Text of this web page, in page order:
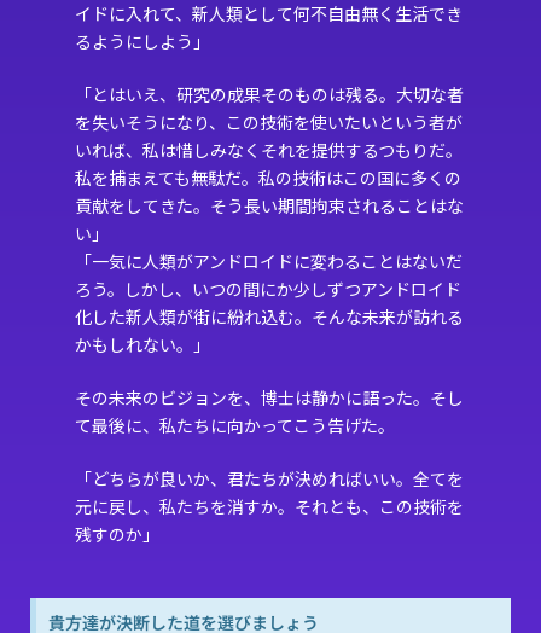
イドに入れて、新人類として何不自由無く生活でき
るようにしよう」
「とはいえ、研究の成果そのものは残る。大切な者
を失いそうになり、この技術を使いたいという者が
いれば、私は惜しみなくそれを提供するつもりだ。
私を捕まえても無駄だ。私の技術はこの国に多くの
貢献をしてきた。そう長い期間拘束されることはな
い」
「一気に人類がアンドロイドに変わることはないだ
ろう。しかし、いつの間にか少しずつアンドロイド
化した新人類が街に紛れ込む。そんな未来が訪れる
かもしれない。」
その未来のビジョンを、博士は静かに語った。そし
て最後に、私たちに向かってこう告げた。
「どちらが良いか、君たちが決めればいい。全てを
元に戻し、私たちを消すか。それとも、この技術を
残すのか」
貴方達が決断した道を選びましょう